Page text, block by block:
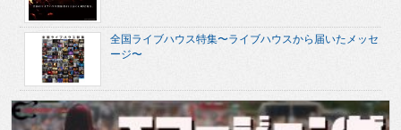
全国ライブハウス特集〜ライブハウスから届いたメッセ
ージ〜